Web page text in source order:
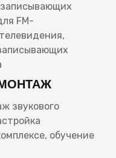
FM-
звукового
обучение